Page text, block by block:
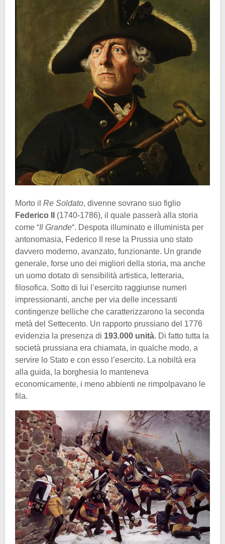
Morto il Re Soldato, divenne sovrano suo figlio
Federico II
(1740-1786), il quale passerà alla storia
come “Il Grande“. Despota illuminato e illuminista per
antonomasia, Federico II rese la Prussia uno stato
davvero moderno, avanzato, funzionante. Un grande
generale, forse uno dei migliori della storia, ma anche
un uomo dotato di sensibilità artistica, letteraria,
filosofica. Sotto di lui l’esercito raggiunse numeri
impressionanti, anche per via delle incessanti
contingenze belliche che caratterizzarono la seconda
metà del Settecento. Un rapporto prussiano del 1776
evidenzia la presenza di 193.000 unità. Di fatto tutta la
società prussiana era chiamata, in qualche modo, a
servire lo Stato e con esso l’esercito. La nobiltà era
alla guida, la borghesia lo manteneva
economicamente, i meno abbienti ne rimpolpavano le
fila.